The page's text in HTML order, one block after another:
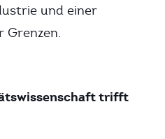
und einer
Grenzen.
trifft